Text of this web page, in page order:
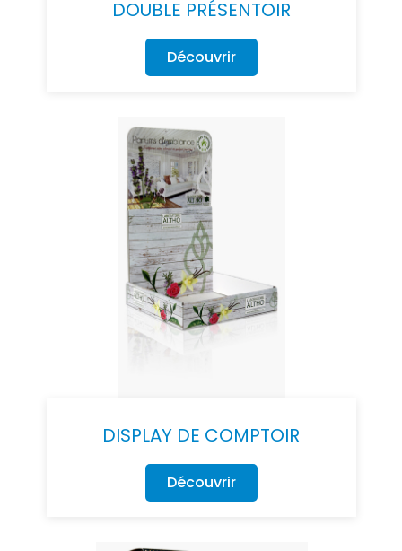
DOUBLE PRÉSENTOIR
Découvrir
DISPLAY DE COMPTOIR
Découvrir